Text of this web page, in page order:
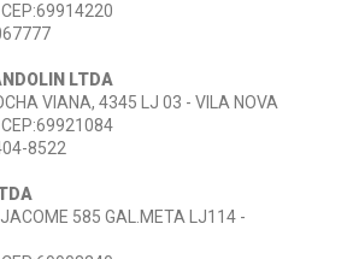
CEP:69914220
LTDA
VIANA, 4345 LJ 03 - VILA NOVA
CEP:69921084
8522
585 GAL.META LJ114 -